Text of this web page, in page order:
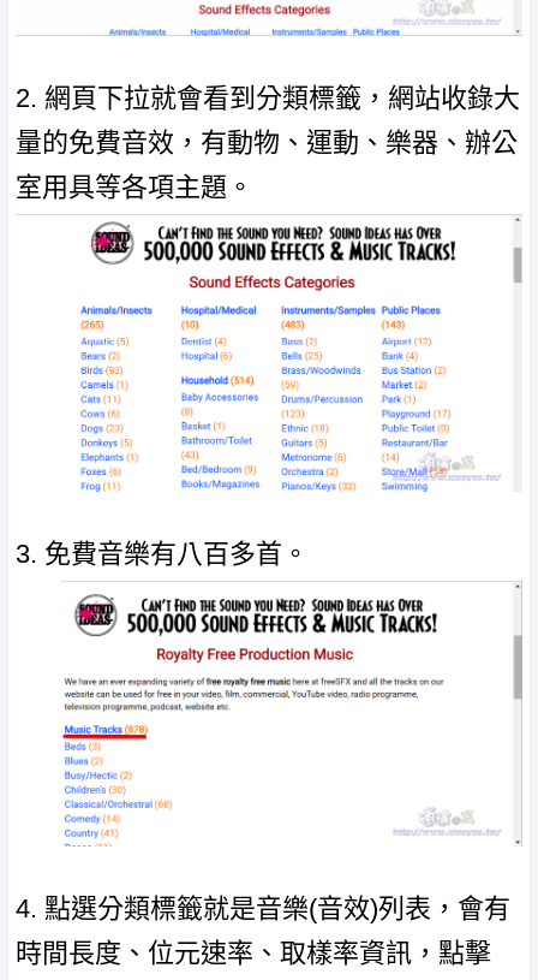
2. 網頁下拉就會看到分類標籤，網站收錄大
量的免費音效，有動物、運動、樂器、辦公
室用具等各項主題。
3. 免費音樂有八百多首。
4. 點選分類標籤就是音樂(音效)列表，會有
時間長度、位元速率、取樣率資訊，點擊